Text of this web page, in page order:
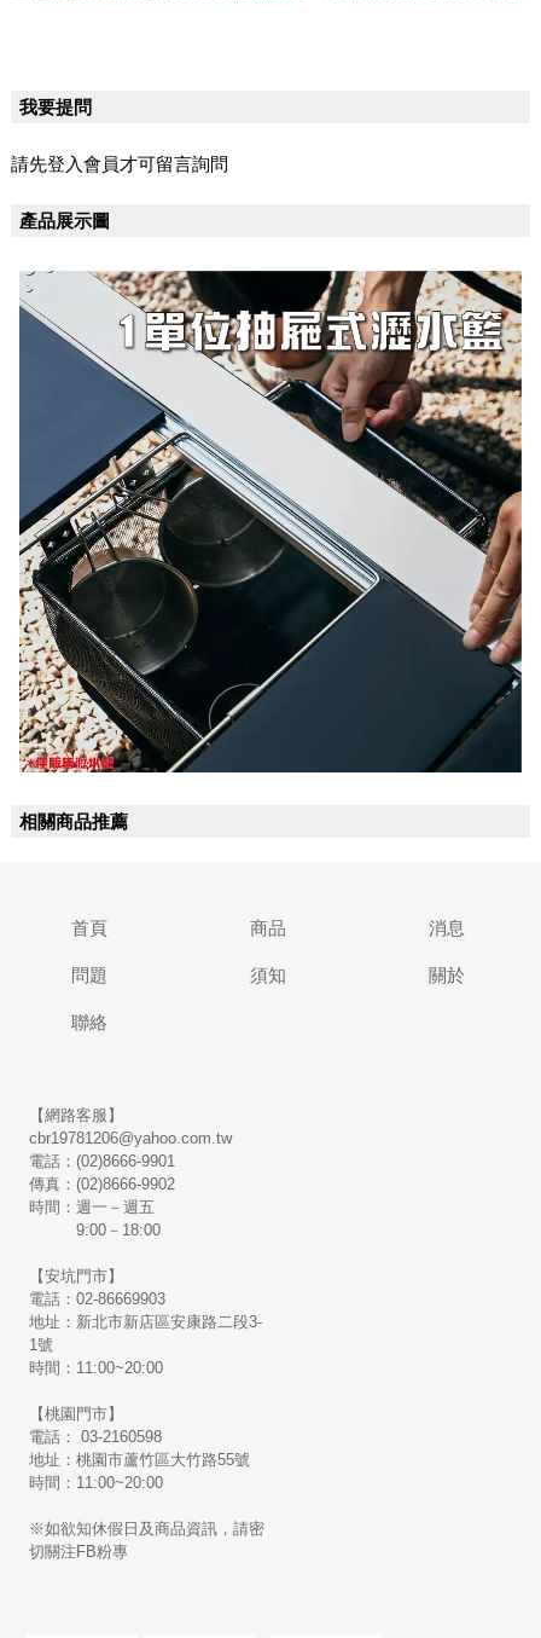
我要提問
請先登入會員才可留言詢問
產品展示圖
相關商品推薦
首頁 商品 消息
問題 須知 關於
聯絡
【網路客服】
cbr19781206@yahoo.com.tw
電話：(02)8666-9901
傳真：(02)8666-9902
時間：週一－週五
9:00－18:00
【安坑門市】
電話：02-86669903
地址：新北市新店區安康路二段3-
1號
時間：11:00~20:00
【桃園門市】
電話： 03-2160598
地址：桃園市蘆竹區大竹路55號
時間：11:00~20:00
※如欲知休假日及商品資訊，請密
切關注FB粉專